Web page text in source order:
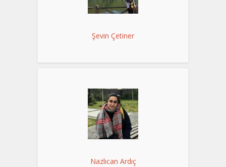
Şevin Çetiner
Nazlıcan Ardıç